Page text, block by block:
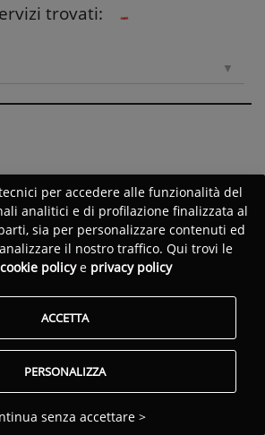
trovati:
per accedere alle funzionalità del
analitici e di profilazione finalizzata al
sia per personalizzare contenuti ed
il nostro traffico. Qui trovi le
cookie policye privacy policy
ACCETTA
PERSONALIZZA
senza accettare >